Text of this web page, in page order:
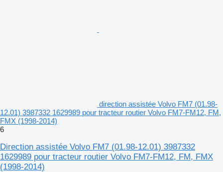
direction assistée Volvo FM7 (01.98-
12.01) 3987332 1629989 pour tracteur routier Volvo FM7-FM12, FM,
FMX (1998-2014)
6
Direction assistée Volvo FM7 (01.98-12.01) 3987332
1629989 pour tracteur routier Volvo FM7-FM12, FM, FMX
(1998-2014)